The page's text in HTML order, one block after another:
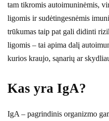
tam tikromis autoimuninėmis,
ligomis ir sudėtingesnėmis
trūkumas taip pat gali didinti
ligomis – tai apima dalį
kurios kraujo, sąnarių ar
Kas yra IgA?
IgA – pagrindinis organizmo